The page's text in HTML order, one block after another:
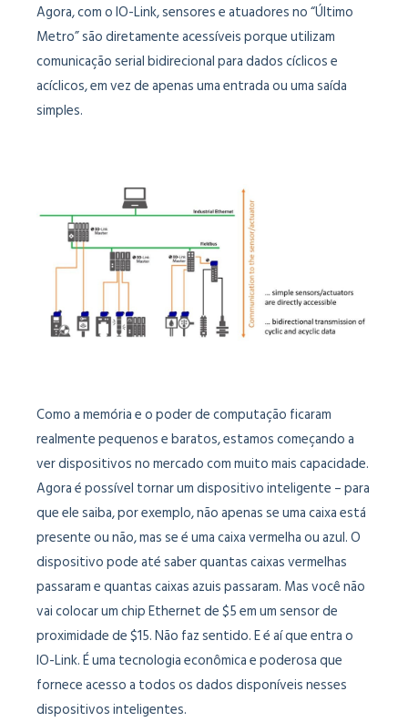
Agora, com o IO-Link, sensores e atuadores no “Último
Metro” são diretamente acessíveis porque utilizam
comunicação serial bidirecional para dados cíclicos e
acíclicos, em vez de apenas uma entrada ou uma saída
simples.
Como a memória e o poder de computação ficaram
realmente pequenos e baratos, estamos começando a
ver dispositivos no mercado com muito mais capacidade.
Agora é possível tornar um dispositivo inteligente – para
que ele saiba, por exemplo, não apenas se uma caixa está
presente ou não, mas se é uma caixa vermelha ou azul. O
dispositivo pode até saber quantas caixas vermelhas
passaram e quantas caixas azuis passaram. Mas você não
vai colocar um chip Ethernet de $5 em um sensor de
proximidade de $15. Não faz sentido. E é aí que entra o
IO-Link. É uma tecnologia econômica e poderosa que
fornece acesso a todos os dados disponíveis nesses
dispositivos inteligentes.